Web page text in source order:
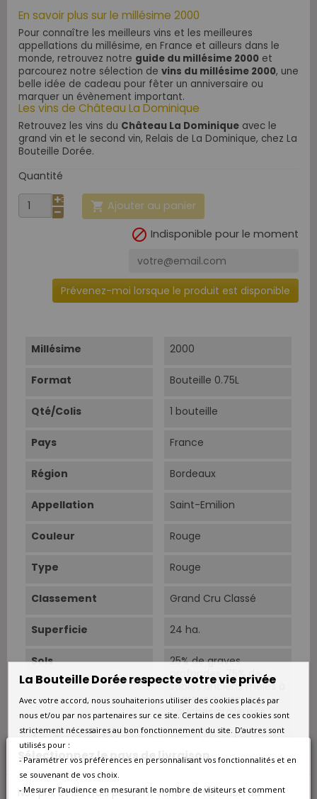
Sélectionnez le pays de livraison
Nos prix et les frais peuvent varier en fonction du
En savoir plus sur le millésime 2000
Pour connaître les meilleurs vins et les meilleures
appellations du millésime, en France et ailleurs dans le
monde, retrouvez notre guide du millésime 2000 et
parcourez notre sélection de vins du millésime 2000, une
belle idée de cadeau pour fêter un anniversaire ou
marquer un évènement important.
Les vins de Château La Dominique
Retrouvez les vins du Château La Dominique avec le
grand vin et le second vin, Relais de La Dominique, chez La
Bouteille Dorée.
Quantité
 Ajouter au panier
 Indisponible pour le moment
Prévenez-moi lorsque le produit est disponible
Millésime 2000
Format Bouteille 0.75L
Qté/Colis 1 bouteille
Pays France
Région Bordeaux
Appellation Saint-Emilion
Couleur Rouge
Type Rouge
Classement Grand Cru Classé
Superficie 24 ha.
Sols
25% de graves
profondes. 75% de
sables anciens mêlés à
la grave sur sous-
couches argileuses.
Âge Du Vignoble
Vendanges
entièrement
La Bouteille Dorée respecte votre vie privée
Avec votre accord, nous souhaiterions utiliser des cookies placés par
nous et/ou par nos partenaires sur ce site. Certains de ces cookies sont
strictement nécessaires au bon fonctionnement du site. D’autres sont
utilisés pour :
- Paramétrer vos préférences en personnalisant vos fonctionnalités et en
se souvenant de vos choix.
- Mesurer l’audience en mesurant le nombre de visiteurs et comment